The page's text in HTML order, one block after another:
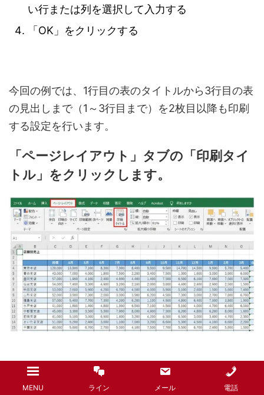
い行または列を選択して入力する
「OK」をクリックする
今回の例では、1行目の表のタイトルから3行目の表
の見出しまで（1～3行目まで）を2枚目以降も印刷
する設定を行います。
「ページレイアウト」タブの「印刷タイ
トル」をクリックします。
「タイトル行」の入力欄をクリックし、
MENU ライン メール 電話